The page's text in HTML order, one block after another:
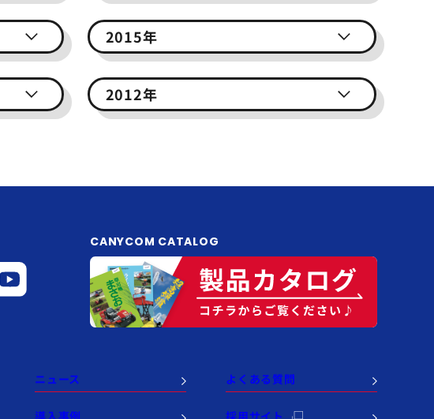
2015年
2012年
CANYCOM CATALOG
ニュース
導入事例
よくある質問
採用サイト